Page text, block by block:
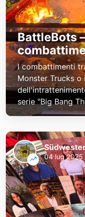
BattleBots
I combattimenti
Monster Trucks
serie "Big Bang
04 lug 2025